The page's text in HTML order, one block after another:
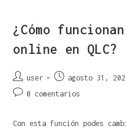
¿Cómo
online en QLC?
user agosto 31,
0 comentarios
Con esta función podes